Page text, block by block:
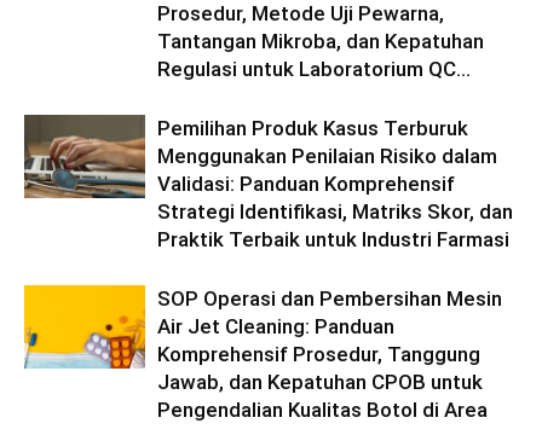
Prosedur, Metode Uji Pewarna,
Tantangan Mikroba, dan Kepatuhan
Regulasi untuk Laboratorium QC...
Pemilihan Produk Kasus Terburuk
Menggunakan Penilaian Risiko dalam
Validasi: Panduan Komprehensif
Strategi Identifikasi, Matriks Skor, dan
Praktik Terbaik untuk Industri Farmasi
SOP Operasi dan Pembersihan Mesin
Air Jet Cleaning: Panduan
Komprehensif Prosedur, Tanggung
Jawab, dan Kepatuhan CPOB untuk
Pengendalian Kualitas Botol di Area